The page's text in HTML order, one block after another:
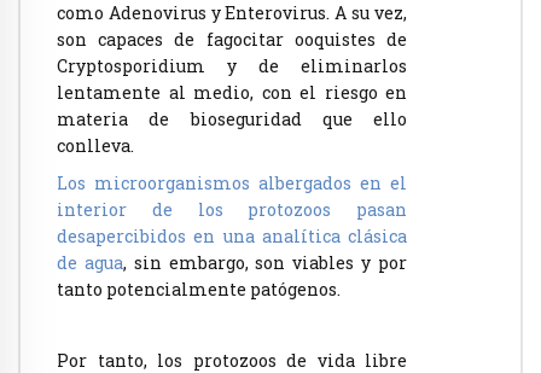
como Adenovirus y Enterovirus. A su vez,
son capaces de fagocitar ooquistes de
Cryptosporidium y de eliminarlos
lentamente al medio, con el riesgo en
materia de bioseguridad que ello
conlleva.
Los microorganismos albergados en el
interior de los protozoos pasan
desapercibidos en una analítica clásica
de agua, sin embargo, son viables y por
tanto potencialmente patógenos.
Por tanto, los protozoos de vida libre